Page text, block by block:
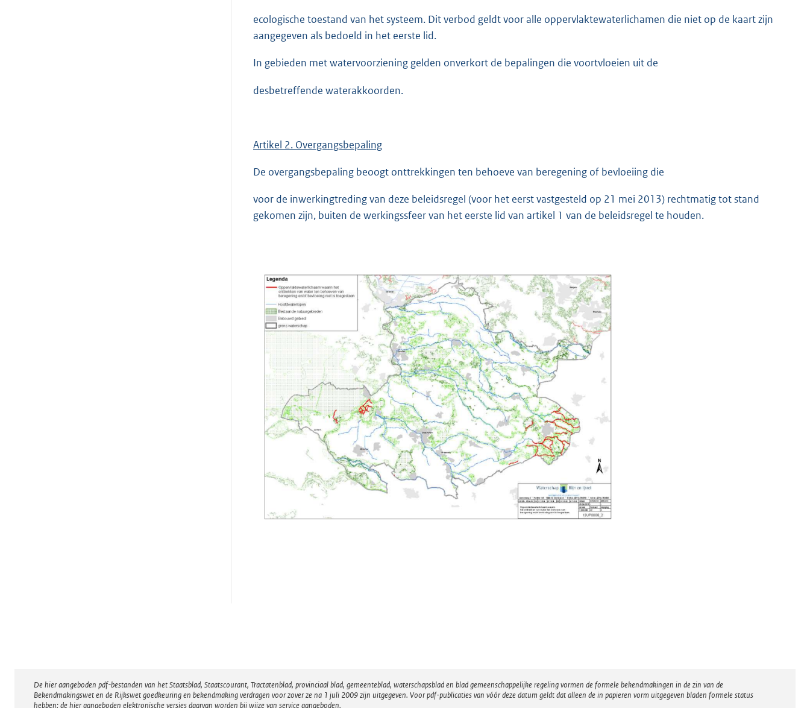
ecologische toestand van het systeem. Dit verbod geldt voor alle oppervlaktewaterlichamen die niet op de kaart zijn
aangegeven als bedoeld in het eerste lid.
In gebieden met watervoorziening gelden onverkort de bepalingen die voortvloeien uit de
desbetreffende waterakkoorden.
Artikel 2. Overgangsbepaling
De overgangsbepaling beoogt onttrekkingen ten behoeve van beregening of bevloeiing die
voor de inwerkingtreding van deze beleidsregel (voor het eerst vastgesteld op 21 mei 2013) rechtmatig tot stand
gekomen zijn, buiten de werkingssfeer van het eerste lid van artikel 1 van de beleidsregel te houden.
Disclaimer
De hier aangeboden pdf-bestanden van het Staatsblad, Staatscourant, Tractatenblad, provinciaal blad, gemeenteblad, waterschapsblad en blad gemeenschappelijke regeling vormen de formele bekendmakingen in de zin van de
Bekendmakingswet en de Rijkswet goedkeuring en bekendmaking verdragen voor zover ze na 1 juli 2009 zijn uitgegeven. Voor pdf-publicaties van vóór deze datum geldt dat alleen de in papieren vorm uitgegeven bladen formele status
hebben; de hier aangeboden elektronische versies daarvan worden bij wijze van service aangeboden.